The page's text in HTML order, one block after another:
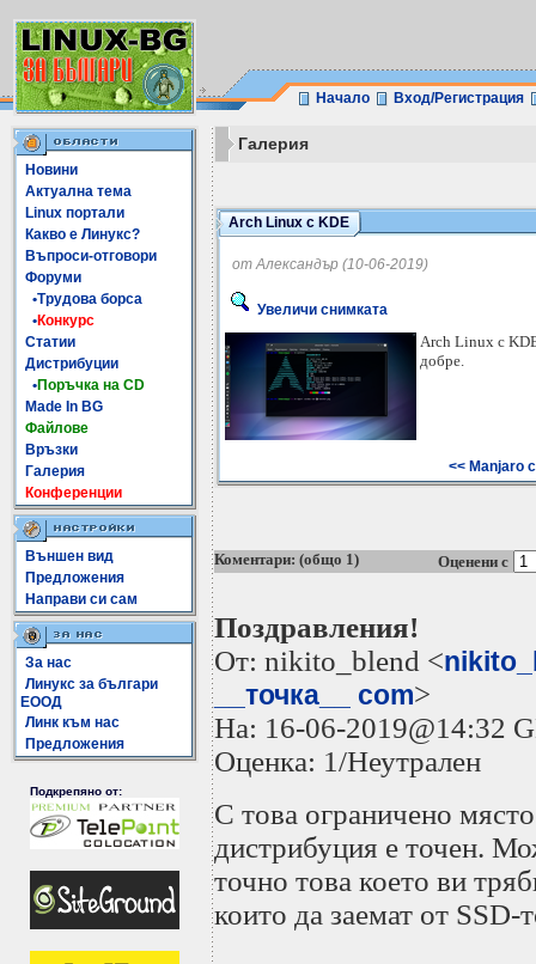
Начало Вход/Регистрация
Новини
Актуална тема
Linux портали
Какво е Линукс?
Въпроси-отговори
Форуми
•Трудова борса
•Конкурс
Статии
Дистрибуции
•Поръчка на CD
Made In BG
Файлове
Връзки
Галерия
Конференции
Външен вид
Предложения
Направи си сам
За нас
Линукс за българи
ЕООД
Линк към нас
Предложения
Подкрепяно от:
Галерия
Arch Linux с KDE
от Александър (10-06-2019)
Увеличи снимката
Arch Linux с
добре.
<< Manjaro
Коментари: (общо 1) Оценени с
Поздравления!
От: nikito_blend <
__точка__ com>
На: 16-06-2019@14:32
Оценка: 1/Неутрален
С това ограничено
дистрибуция е точен.
точно това което ви
които да заемат от SSD-